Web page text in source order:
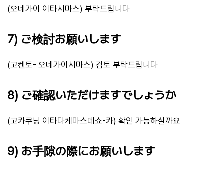
(오네가이 이타시마스) 부탁드립니다
7) ご検討お願いします
(고켄토- 오네가이시마스) 검토 부탁드립니다
8) ご確認いただけますでしょうか
(고카쿠닝 이타다케마스데쇼-카) 확인 가능하실까요
9) お手隙の際にお願いします